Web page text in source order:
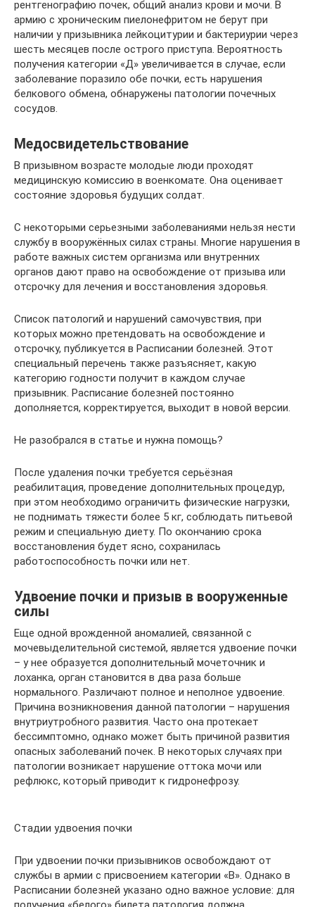
рентгенографию почек, общий анализ крови и мочи. В
армию с хроническим пиелонефритом не берут при
наличии у призывника лейкоцитурии и бактериурии через
шесть месяцев после острого приступа. Вероятность
получения категории «Д» увеличивается в случае, если
заболевание поразило обе почки, есть нарушения
белкового обмена, обнаружены патологии почечных
сосудов.
Медосвидетельствование
В призывном возрасте молодые люди проходят
медицинскую комиссию в военкомате. Она оценивает
состояние здоровья будущих солдат.
С некоторыми серьезными заболеваниями нельзя нести
службу в вооружённых силах страны. Многие нарушения в
работе важных систем организма или внутренних
органов дают право на освобождение от призыва или
отсрочку для лечения и восстановления здоровья.
Список патологий и нарушений самочувствия, при
которых можно претендовать на освобождение и
отсрочку, публикуется в Расписании болезней. Этот
специальный перечень также разъясняет, какую
категорию годности получит в каждом случае
призывник. Расписание болезней постоянно
дополняется, корректируется, выходит в новой версии.
Не разобрался в статье и нужна помощь?
После удаления почки требуется серьёзная
реабилитация, проведение дополнительных процедур,
при этом необходимо ограничить физические нагрузки,
не поднимать тяжести более 5 кг, соблюдать питьевой
режим и специальную диету. По окончанию срока
восстановления будет ясно, сохранилась
работоспособность почки или нет.
Удвоение почки и призыв в вооруженные
силы
Еще одной врожденной аномалией, связанной с
мочевыделительной системой, является удвоение почки
– у нее образуется дополнительный мочеточник и
лоханка, орган становится в два раза больше
нормального. Различают полное и неполное удвоение.
Причина возникновения данной патологии – нарушения
внутриутробного развития. Часто она протекает
бессимптомно, однако может быть причиной развития
опасных заболеваний почек. В некоторых случаях при
патологии возникает нарушение оттока мочи или
рефлюкс, который приводит к гидронефрозу.
Стадии удвоения почки
При удвоении почки призывников освобождают от
службы в армии с присвоением категории «В». Однако в
Расписании болезней указано одно важное условие: для